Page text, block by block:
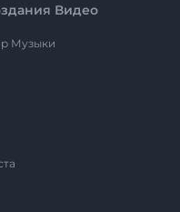
Видео
Музыки